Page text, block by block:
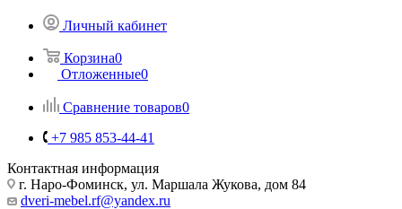
Личный кабинет
Корзина0
Отложенные0
Сравнение товаров0
+7 985 853-44-41
Контактная информация
г. Наро-Фоминск, ул. Маршала Жукова, дом 84
dveri-mebel.rf@yandex.ru